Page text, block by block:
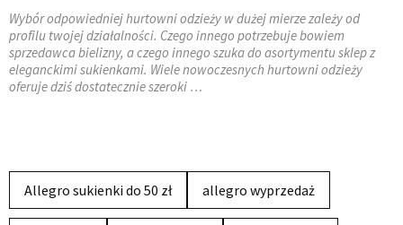
Wybór odpowiedniej hurtowni odzieży w dużej mierze zależy od
profilu twojej działalności. Czego innego potrzebuje bowiem
sprzedawca bielizny, a czego innego szuka do asortymentu sklep z
eleganckimi sukienkami. Wiele nowoczesnych hurtowni odzieży
oferuje dziś dostatecznie szeroki …
Allegro sukienki do 50 zł allegro wyprzedaż